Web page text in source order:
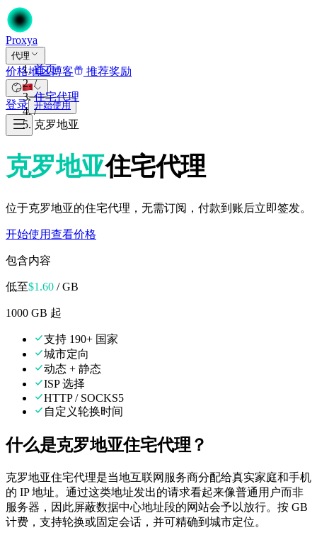
Proxya
代理
价格地区博客 推荐奖励
登录 开始使用
首页
/
住宅代理
/
克罗地亚
克罗地亚住宅代理
位于克罗地亚的住宅代理，无需订阅，付款到账后立即签发。
开始使用查看价格
包含内容
低至$1.60 / GB
1000 GB 起
支持 190+ 国家
城市定向
动态 + 静态
ISP 选择
HTTP / SOCKS5
自定义轮换时间
什么是克罗地亚住宅代理？
克罗地亚住宅代理是当地互联网服务商分配给真实家庭和手机
的 IP 地址。通过这类地址发出的请求看起来像普通用户而非
服务器，因此屏蔽数据中心地址段的网站会予以放行。按 GB
计费，支持轮换或固定会话，并可精确到城市定位。